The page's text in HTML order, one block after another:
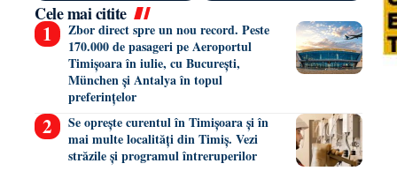
Cele mai citite
Zbor direct spre un nou record. Peste
170.000 de pasageri pe Aeroportul
Timișoara în iulie, cu București,
München și Antalya în topul
preferințelor
Se oprește curentul în Timișoara și în
mai multe localități din Timiș. Vezi
străzile și programul întreruperilor